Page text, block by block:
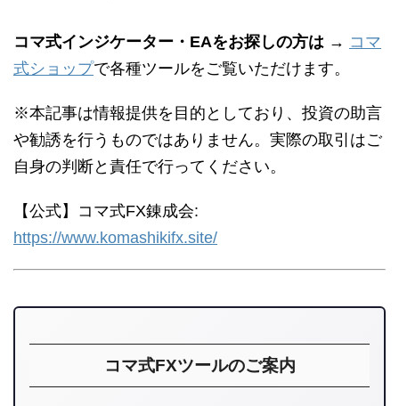
コマ式インジケーター・EAをお探しの方は → コマ
式ショップで各種ツールをご覧いただけます。
※本記事は情報提供を目的としており、投資の助言
や勧誘を行うものではありません。実際の取引はご
自身の判断と責任で行ってください。
【公式】コマ式FX錬成会:
https://www.komashikifx.site/
コマ式FXツールのご案内